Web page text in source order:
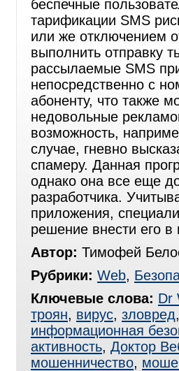
беспечные
тарификации SMS
или же отключением
выполнить отправку
рассылаемые SMS
непосредственно с
абоненту, что также
недовольные
возможность,
случае, гневно
спамеру. Данная
однако она все еще
разработчика.
приложения,
решение внести его
Автор: Тимофей
Рубрики: Web,
Ключевые слова: Dr
троян, вирус, зловред
информационная
активность, Доктор
мошенничество,